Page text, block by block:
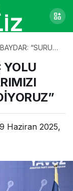
“SURUÇ
DEVAM
YOLU
Haziran 2025,
0